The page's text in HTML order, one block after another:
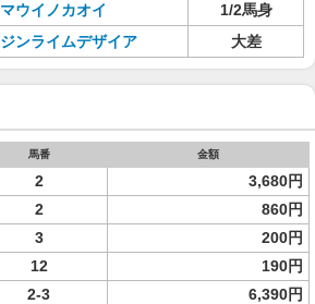
マウイノカオイ
1/2馬身
ジンライムデザイア 大差
馬番 金額
2 3,680円
2
860円
3
200円
12
190円
2-3
6,390円